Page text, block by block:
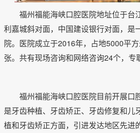
福州福能海峡口腔医院地址位于台
利嘉城斜对面，中国建设银行对面，是
院。医院成立于2016年，占地5000平
张。共有现场咨询和网络咨询24个，专
福州福能海峡口腔医院目前开展口
是牙齿种植、牙齿矫正、牙齿修复和儿
植和牙齿矫正方面，引进发达地区先进